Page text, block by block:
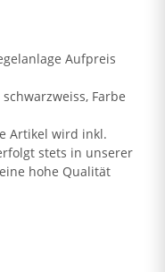
Aufpreis
Farbe
Artikel wird inkl.
stets in unserer
hohe Qualität